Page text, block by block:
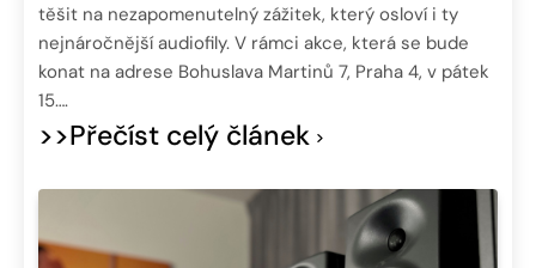
těšit na nezapomenutelný zážitek, který osloví i ty
nejnáročnější audiofily. V rámci akce, která se bude
konat na adrese Bohuslava Martinů 7, Praha 4, v pátek
15….
>>Přečíst celý článek